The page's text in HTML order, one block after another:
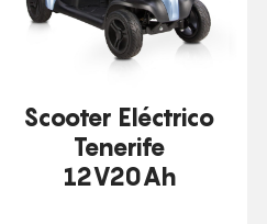
Scooter Eléctrico
Tenerife
12V20Ah